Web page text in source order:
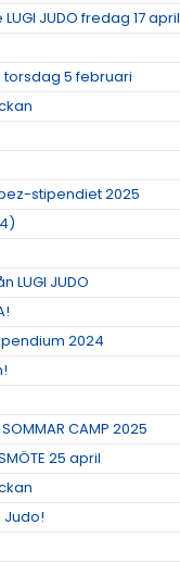
JUDO fredag 17 april
torsdag 5 februari
stipendiet 2025
LUGI JUDO
2024
CAMP 2025
25 april
Judo!